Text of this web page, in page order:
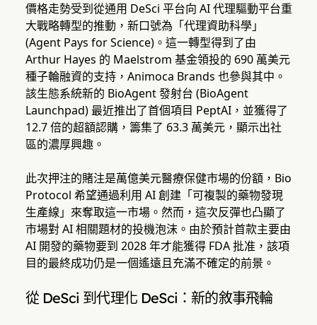
價格走勢受到從通用 DeSci 平台向 AI 代理驅動平台重
大戰略轉型的推動，新口號為「代理資助科學」
(Agent Pays for Science)。這一轉型得到了由
Arthur Hayes 的 Maelstrom 基金領投的 690 萬美元
種子輪融資的支持，Animoca Brands 也參與其中。
該生態系統新的 BioAgent 發射台 (BioAgent
Launchpad) 最近推出了首個項目 PeptAI，並獲得了
12.7 倍的超額認購，籌集了 63.3 萬美元，顯示出社
區的濃厚興趣。
此次押注的賭注是萬億美元醫療保健市場的份額，Bio
Protocol 希望通過利用 AI 創建「可複製的藥物發現
生產線」來奪取這一市場。然而，這次反彈也凸顯了
市場對 AI 相關題材的投機泡沫。由於預計首款主要由
AI 開發的藥物要到 2028 年才能獲得 FDA 批准，該項
目的最終成功仍是一個遙遠且充滿不確定的前景。
從 DeSci 到代理化 DeSci：新的敘事飛輪